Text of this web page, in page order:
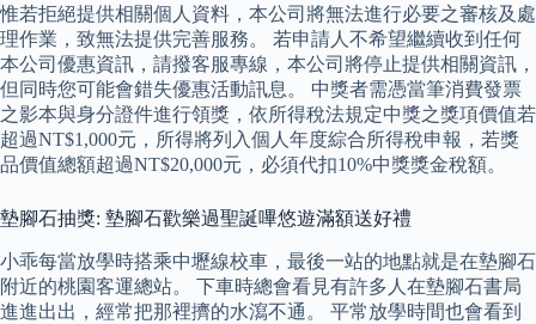
惟若拒絕提供相關個人資料，本公司將無法進行必要之審核及處
理作業，致無法提供完善服務。 若申請人不希望繼續收到任何
本公司優惠資訊，請撥客服專線，本公司將停止提供相關資訊，
但同時您可能會錯失優惠活動訊息。 中獎者需憑當筆消費發票
之影本與身分證件進行領獎，依所得稅法規定中獎之獎項價值若
超過NT$1,000元，所得將列入個人年度綜合所得稅申報，若獎
品價值總額超過NT$20,000元，必須代扣10%中獎獎金稅額。
墊腳石抽獎: 墊腳石歡樂過聖誕嗶悠遊滿額送好禮
小乖每當放學時搭乘中壢線校車，最後一站的地點就是在墊腳石
附近的桃園客運總站。 下車時總會看見有許多人在墊腳石書局
進進出出，經常把那裡擠的水瀉不通。 平常放學時間也會看到